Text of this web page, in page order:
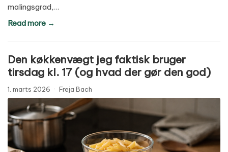
malingsgrad,…
Read more →
Den køkkenvægt jeg faktisk bruger
tirsdag kl. 17 (og hvad der gør den god)
1. marts 2026 · Freja Bach